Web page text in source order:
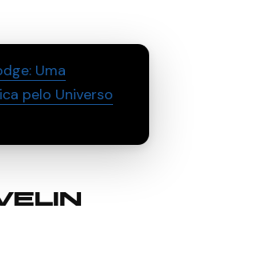
Uma
pelo Universo